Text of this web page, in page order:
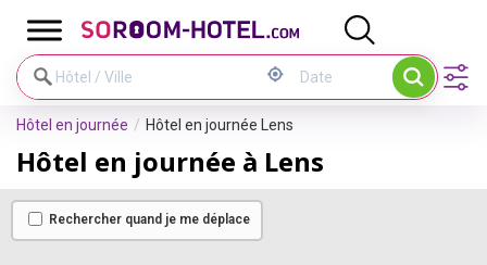
Hôtel en journée Hôtel en journée Lens
Hôtel en journée à Lens
Rechercher quand je me déplace